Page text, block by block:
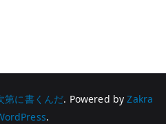
第に書くんだ. Powered byZakra
.